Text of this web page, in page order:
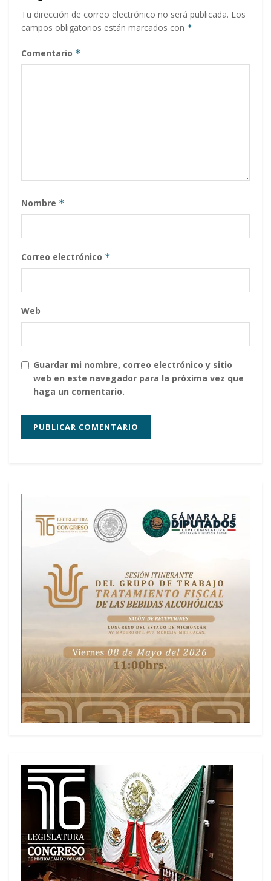
Tu dirección de correo electrónico no será publicada. Los
campos obligatorios están marcados con *
Comentario *
Nombre *
Correo electrónico *
Web
Guardar mi nombre, correo electrónico y sitio
web en este navegador para la próxima vez que
haga un comentario.